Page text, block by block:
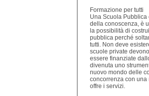
Formazione per tutti
Una Scuola
della conoscenza, è
la possibilità di
pubblica perché
tutti. Non deve
scuole private
essere finanziate
divenuta uno
nuovo mondo delle
concorrenza con una
offre i servizi.